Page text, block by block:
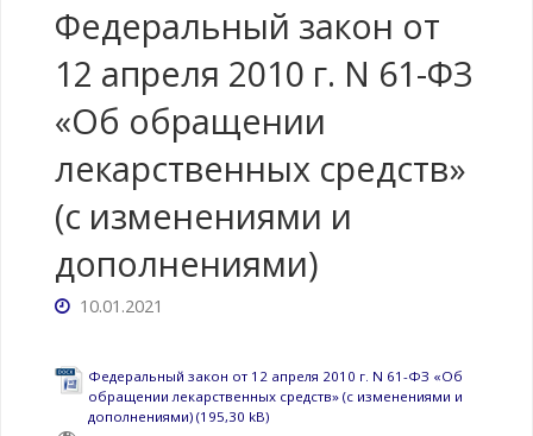
Федеральный закон от
12 апреля 2010 г. N 61-ФЗ
«Об обращении
лекарственных средств»
(с изменениями и
дополнениями)
10.01.2021
Федеральный закон от 12 апреля 2010 г. N 61-ФЗ «Об
обращении лекарственных средств» (с изменениями и
дополнениями)